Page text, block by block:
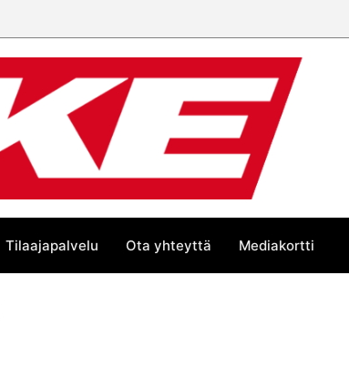
Tilaajapalvelu Ota yhteyttä Mediakortti